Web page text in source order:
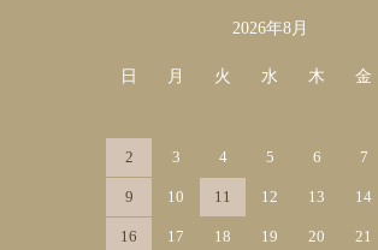
2026年8月
日 月 火 水 木 金
2 3 4 5 6 7
9 10 11 12 13 14
16 17 18 19 20 21